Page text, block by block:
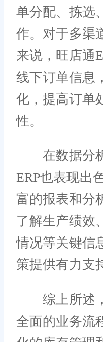
单分配、拣选
作。对于多渠
来说，旺店通
线下订单信息
化，提高订单
性。
在数据分析
ERP也表现出
富的报表和分
了解生产绩效
情况等关键信
策提供有力支
综上所述，
全面的业务流